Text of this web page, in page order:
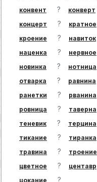
конвент ? конверт
концерт ? кратное
кроение ? навиток
наценка ? нервное
новинка ? нотница
отварка ? равнина
ранетки ? рванина
ровница ? таверна
теневик ? терцина
тикание ? тиранка
травина ? троение
цветное ? центавр
цокание ?